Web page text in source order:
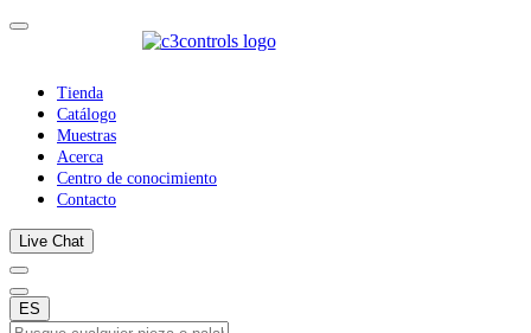
Tienda
Catálogo
Muestras
Acerca
Centro de conocimiento
Contacto
Live Chat
ES